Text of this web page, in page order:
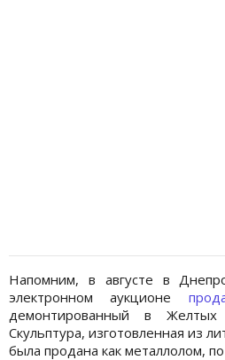
Напомним, в августе в
электронном аукционе
демонтированный в
Скульптура, изготовленная из
была продана как металлолом,